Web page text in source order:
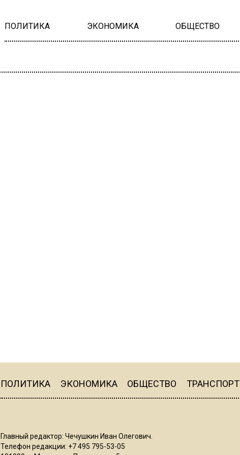
ПОЛИТИКА ЭКОНОМИКА ОБЩЕСТВО
ПОЛИТИКА ЭКОНОМИКА ОБЩЕСТВО ТРАНСПОРТ
Главный редактор: Чечушкин Иван Олегович.
Телефон редакции: +7 495 795-53-05